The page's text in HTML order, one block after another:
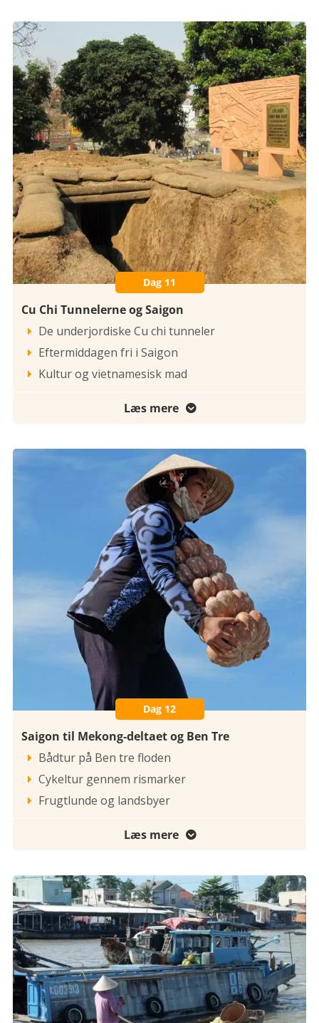
Dag 11
Cu Chi Tunnelerne og Saigon
 De underjordiske Cu chi tunneler
 Eftermiddagen fri i Saigon
 Kultur og vietnamesisk mad
Læs mere 
Dag 12
Saigon til Mekong-deltaet og Ben Tre
 Bådtur på Ben tre floden
 Cykeltur gennem rismarker
 Frugtlunde og landsbyer
Læs mere 